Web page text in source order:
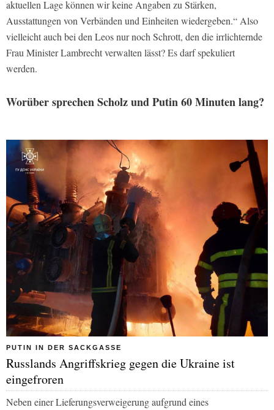
aktuellen Lage können wir keine Angaben zu Stärken,
Ausstattungen von Verbänden und Einheiten wiedergeben.“ Also
vielleicht auch bei den Leos nur noch Schrott, den die irrlichternde
Frau Minister Lambrecht verwalten lässt? Es darf spekuliert
werden.
Worüber sprechen Scholz und Putin 60 Minuten lang?
PUTIN IN DER SACKGASSE
Russlands Angriffskrieg gegen die Ukraine ist
eingefroren
Neben einer Lieferungsverweigerung aufgrund eines